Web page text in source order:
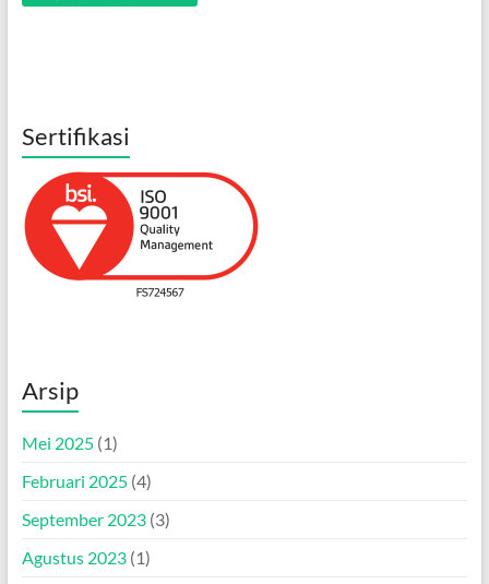
Sertifikasi
Arsip
Mei 2025(1)
Februari 2025(4)
September 2023(3)
Agustus 2023(1)